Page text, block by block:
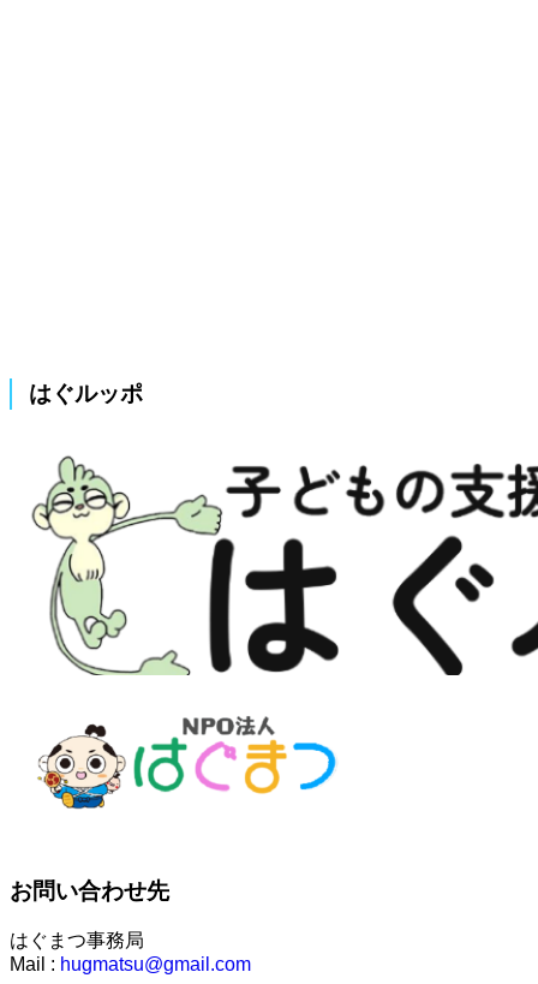
はぐルッポ
お問い合わせ先
はぐまつ事務局
Mail : hugmatsu@gmail.com